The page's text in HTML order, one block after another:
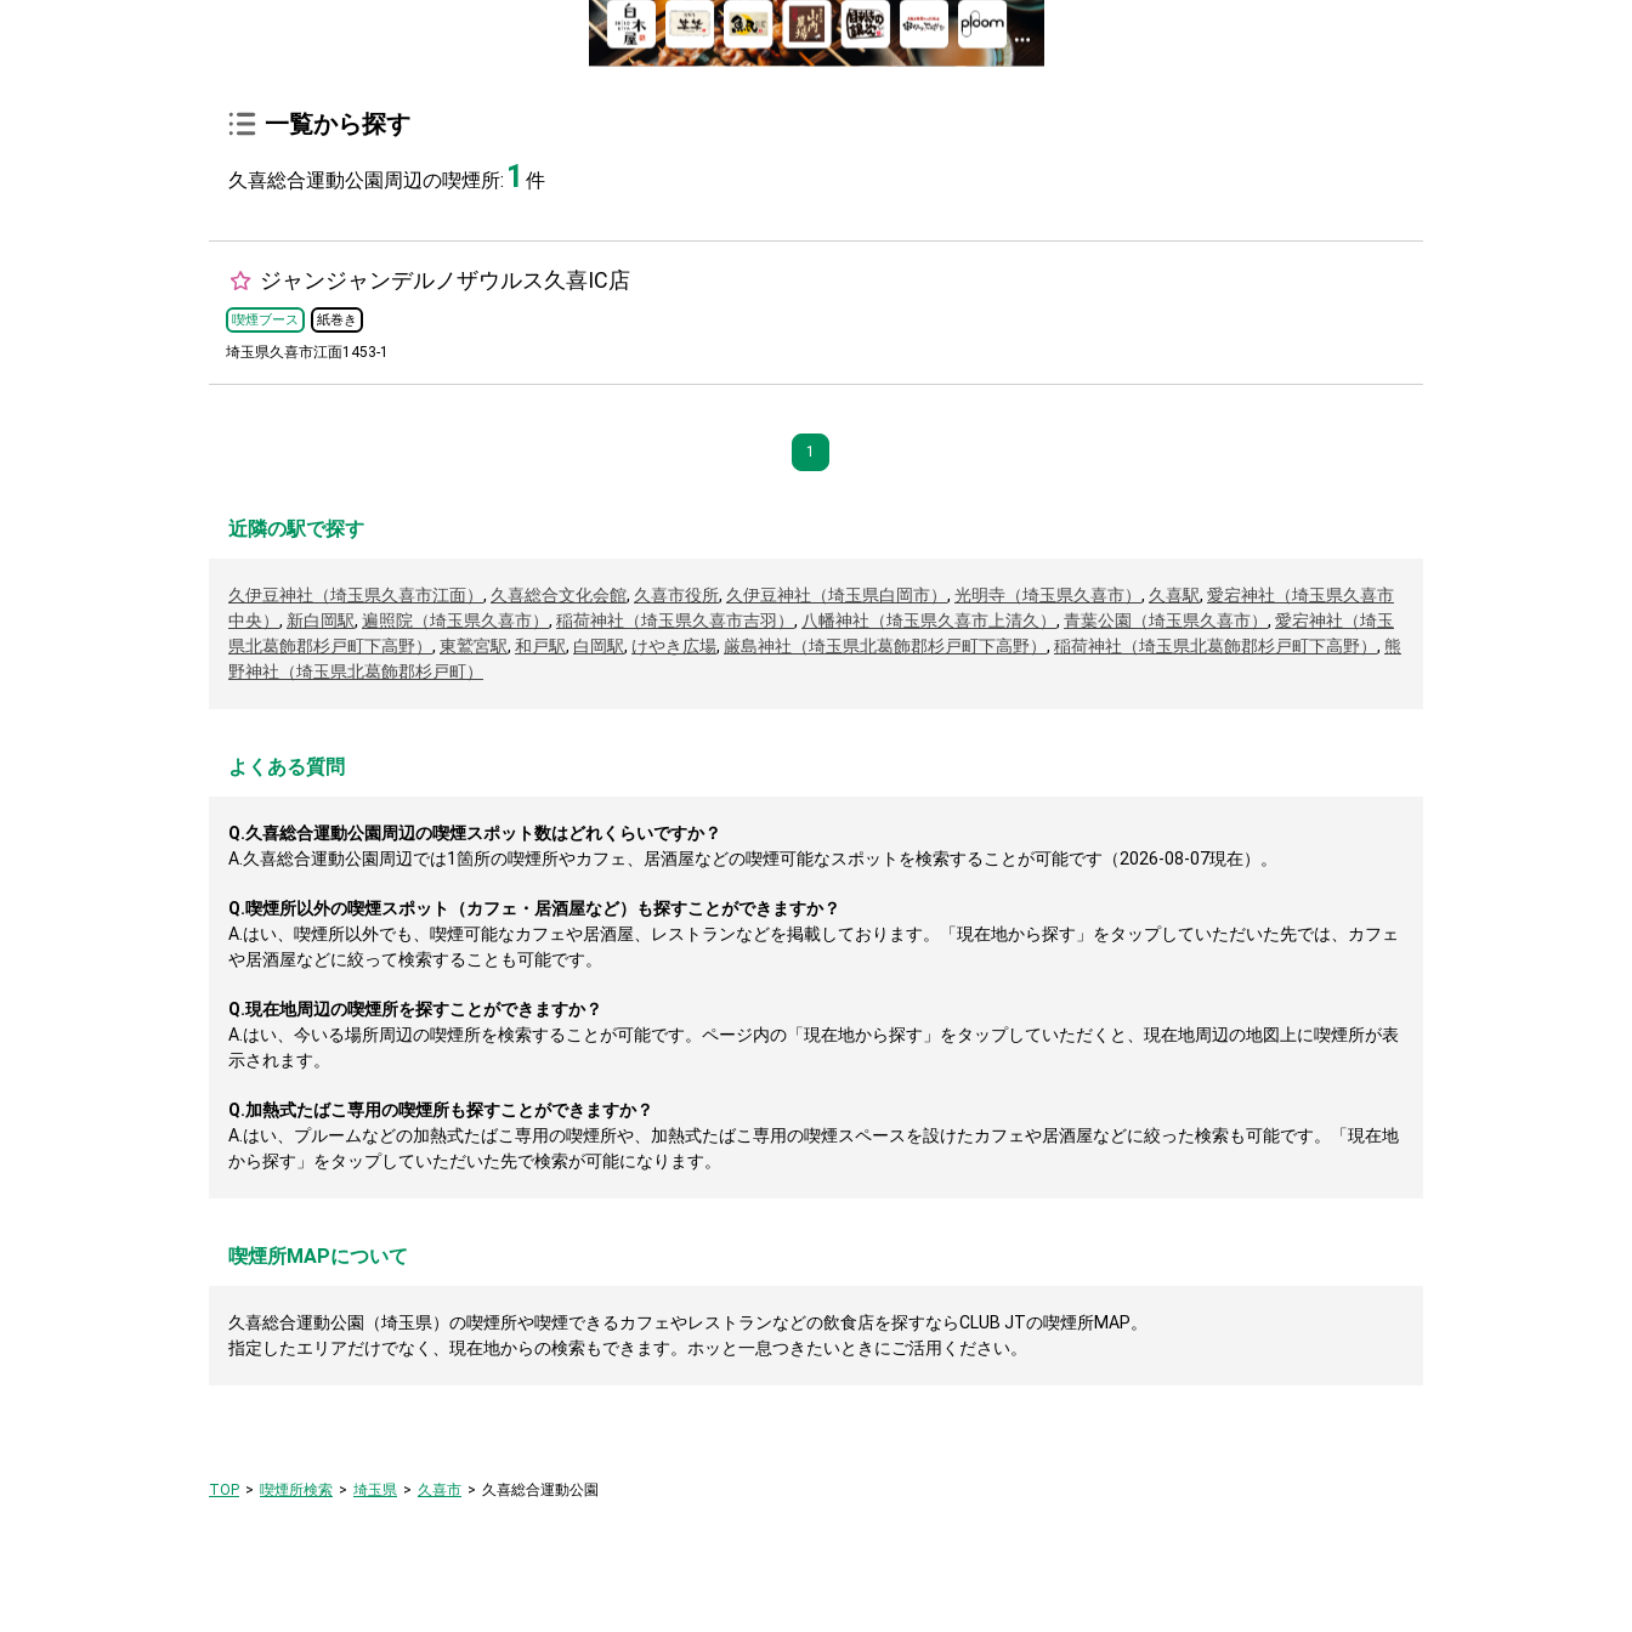
一覧から探す
久喜総合運動公園周辺の喫煙所: 1 件
ジャンジャンデルノザウルス久喜IC店
喫煙ブース 紙巻き
埼玉県久喜市江面1453-1
1
近隣の駅で探す
久伊豆神社（埼玉県久喜市江面） , 久喜総合文化会館, 久喜市役所, 久伊豆神社（埼玉県白岡市） , 光明寺（埼玉県久喜市） , 久喜駅, 愛宕神社（埼玉県久喜市
中央） , 新白岡駅, 遍照院（埼玉県久喜市） , 稲荷神社（埼玉県久喜市吉羽） , 八幡神社（埼玉県久喜市上清久） , 青葉公園（埼玉県久喜市） , 愛宕神社（埼玉
県北葛飾郡杉戸町下高野） , 東鷲宮駅, 和戸駅, 白岡駅, けやき広場, 厳島神社（埼玉県北葛飾郡杉戸町下高野） , 稲荷神社（埼玉県北葛飾郡杉戸町下高野） , 熊
野神社（埼玉県北葛飾郡杉戸町）
よくある質問
Q.久喜総合運動公園周辺の喫煙スポット数はどれくらいですか？
A. 久喜総合運動公園周辺では1箇所の喫煙所やカフェ、居酒屋などの喫煙可能なスポットを検索することが可能です（2026-08-07現在）。
Q.喫煙所以外の喫煙スポット（カフェ・居酒屋など）も探すことができますか？
A. はい、喫煙所以外でも、喫煙可能なカフェや居酒屋、レストランなどを掲載しております。「現在地から探す」をタップしていただいた先では、カフェ
や居酒屋などに絞って検索することも可能です。
Q.現在地周辺の喫煙所を探すことができますか？
A. はい、今いる場所周辺の喫煙所を検索することが可能です。ページ内の「現在地から探す」をタップしていただくと、現在地周辺の地図上に喫煙所が表
示されます。
Q.加熱式たばこ専用の喫煙所も探すことができますか？
A. はい、プルームなどの加熱式たばこ専用の喫煙所や、加熱式たばこ専用の喫煙スペースを設けたカフェや居酒屋などに絞った検索も可能です。「現在地
から探す」をタップしていただいた先で検索が可能になります。
喫煙所MAPについて
久喜総合運動公園（埼玉県）の喫煙所や喫煙できるカフェやレストランなどの飲食店を探すならCLUB JTの喫煙所MAP。
指定したエリアだけでなく、現在地からの検索もできます。ホッと一息つきたいときにご活用ください。
TOP 喫煙所検索 埼玉県 久喜市 久喜総合運動公園